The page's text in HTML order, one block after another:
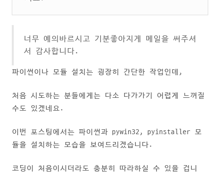
너무 예의바르시고 기분좋아지게 메일을 써주셔
서 감사합니다.
파이썬이나 모듈 설치는 굉장히 간단한 작업인데,
처음 시도하는 분들에게는 다소 다가가기 어렵게 느껴질
수도 있겠네요.
이번 포스팅에서는 파이썬과 pywin32, pyinstaller 모
듈을 설치하는 모습을 보여드리겠습니다.
코딩이 처음이시더라도 충분히 따라하실 수 있을 겁니